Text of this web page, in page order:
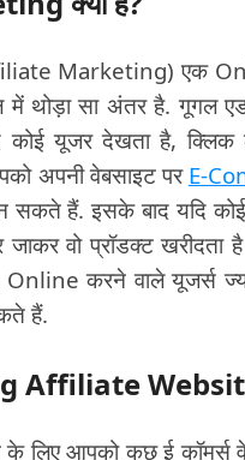
Marketing) एक
थोड़ा सा अंतर है. गूगल
कोई यूजर देखता है,
अपनी वेबसाइट पर E-
सकते हैं. इसके बाद यदि
जाकर वो प्रॉडक्ट
Online करने वाले यूजर्स
हैं.
Affiliate
के लिए आपको कुछ ई कॉमर्स